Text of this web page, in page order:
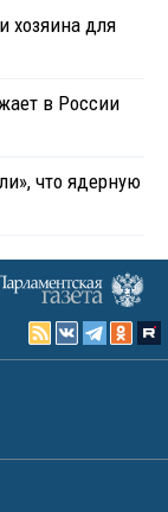
хозяина для
в России
что ядерную